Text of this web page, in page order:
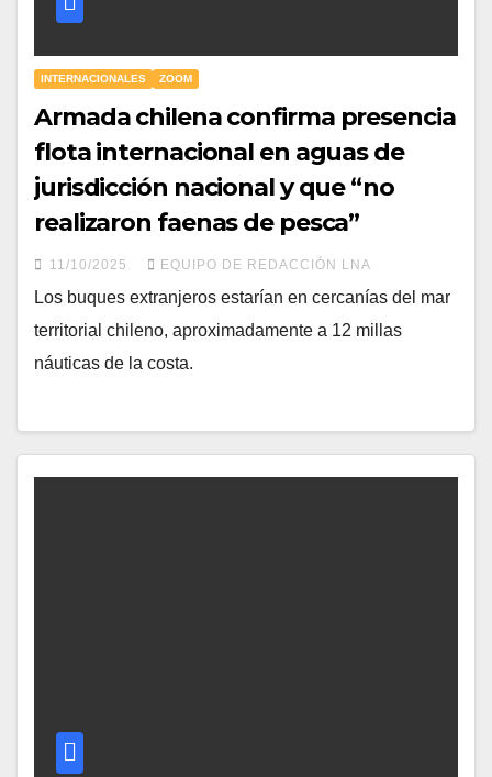
INTERNACIONALES ZOOM
Armada chilena confirma presencia
flota internacional en aguas de
jurisdicción nacional y que “no
realizaron faenas de pesca”
11/10/2025 EQUIPO DE REDACCIÓN LNA
Los buques extranjeros estarían en cercanías del mar
territorial chileno, aproximadamente a 12 millas
náuticas de la costa.